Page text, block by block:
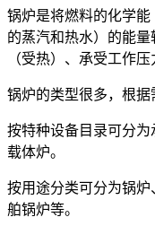
锅炉是将燃料的化学
的蒸汽和热水）的能
（受热）、承受工作
锅炉的类型很多，根据
按特种设备目录可分
载体炉。
按用途分类可分为锅
舶锅炉等。